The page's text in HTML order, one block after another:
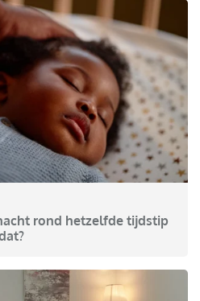
rond hetzelfde tijdstip